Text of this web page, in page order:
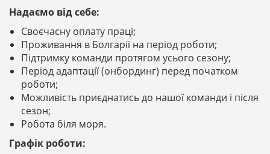
Надаємо від себе:
Своєчасну оплату праці;
Проживання в Болгарії на період роботи;
Підтримку команди протягом усього сезону;
Період адаптації (онбординг) перед початком
роботи;
Можливість приєднатись до нашої команди і після
сезон;
Робота біля моря.
Графік роботи: